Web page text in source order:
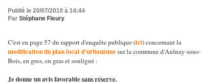
Publié le 20/07/2010 à 14:44
Par Stéphane Fleury
C'est en page 57 du rapport d'enquête publique (ici) concernant la
modification du plan local d'urbanismesur la commune d'Aulnay-sous-
Bois, en gros, en gras et souligné :
Je donne un avis favorablesans réserve.